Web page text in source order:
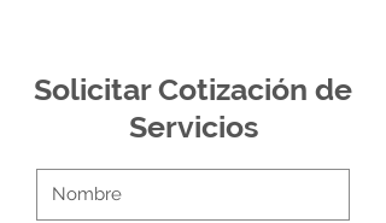
Solicitar Cotización de
Servicios